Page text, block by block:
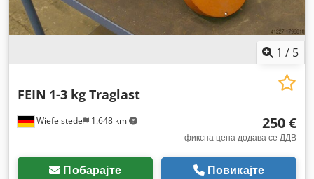
1 / 5
Wiefelstede 1.648 km
FEIN 1-3 kg Traglast
250 €
фиксна цена додава се ДДВ
Побарајте Повикајте